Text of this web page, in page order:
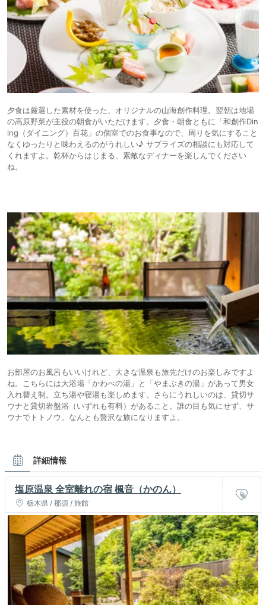
夕食は厳選した素材を使った、オリジナルの山海創作料理。翌朝は地場
の高原野菜が主役の朝食がいただけます。夕食・朝食ともに「和創作Din
ing（ダイニング）百花」の個室でのお食事なので、周りを気にすること
なくゆったりと味わえるのがうれしい♪ サプライズの相談にも対応して
くれますよ。乾杯からはじまる、素敵なディナーを楽しんでください
ね。
お部屋のお風呂もいいけれど、大きな温泉も旅先だけのお楽しみですよ
ね。こちらには大浴場「かわべの湯」と「やまぶきの湯」があって男女
入れ替え制。立ち湯や寝湯も楽しめます。さらにうれしいのは、貸切サ
ウナと貸切岩盤浴（いずれも有料）があること。誰の目も気にせず、サ
ウナでトトノウ。なんとも贅沢な旅になりますよ。
詳細情報
塩原温泉 全室離れの宿 楓音（かのん）
栃木県 / 那須 / 旅館